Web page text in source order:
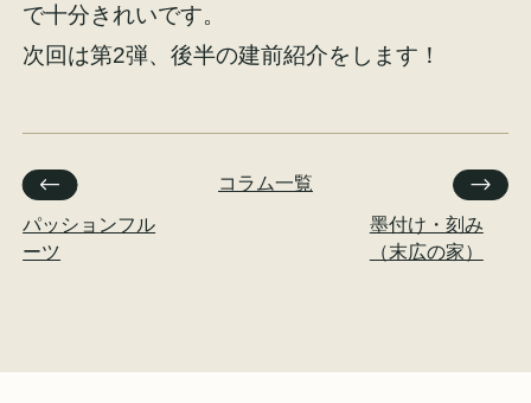
で十分きれいです。
次回は第2弾、後半の建前紹介をします！
パッションフル
ーツ
コラム一覧
墨付け・刻み
（末広の家）